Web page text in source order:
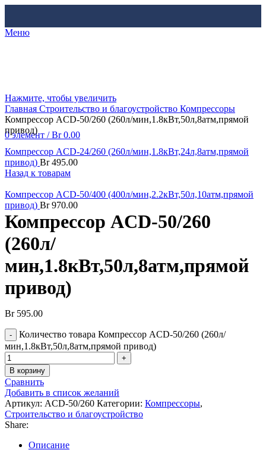
Меню
0элемент / Br0.00
Нажмите, чтобы увеличить
Главная Строительство и благоустройство Компрессоры
Компрессор ACD-50/260 (260л/мин,1.8кВт,50л,8атм,прямой
привод)
Компрессор ACD-24/260 (260л/мин,1.8кВт,24л,8атм,прямой
привод) Br495.00
Назад к товарам
Компрессор ACD-50/400 (400л/мин,2.2кВт,50л,10атм,прямой
привод) Br970.00
Компрессор ACD-50/260
(260л/
мин,1.8кВт,50л,8атм,прямой
привод)
Br595.00
Количество товара Компрессор ACD-50/260 (260л/
мин,1.8кВт,50л,8атм,прямой привод)
В корзину
Сравнить
Добавить в список желаний
Артикул: ACD-50/260 Категории: Компрессоры,
Строительство и благоустройство
Share:
Описание